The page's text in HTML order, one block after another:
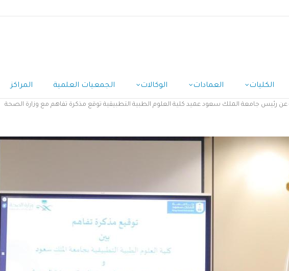
الكليات العمادات الوكالات الجمعيات العلمية المراكز
عن رئيس جامعة الملك سعود عميد كلية العلوم الطبية التطبيقية توقع مذكرة تفاهم مع وزارة الصحة